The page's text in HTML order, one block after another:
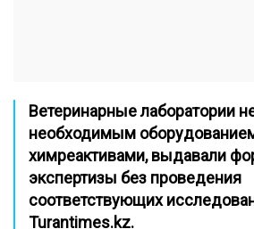
Ветеринарные лаборатории
необходимым
химреактивами, выдавали
экспертизы без проведения
соответствующих
Turantimes.kz.